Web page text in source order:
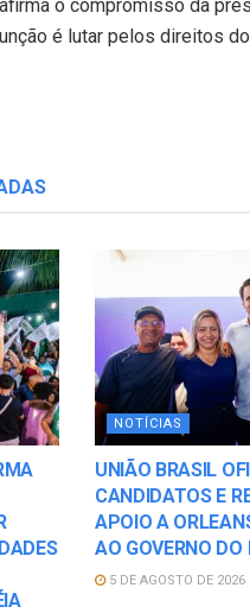
o compromisso da
é lutar pelos direitos
NOTÍCIAS
UNIÃO BRASIL
CANDIDATOS E
APOIO A
AO GOVERNO
5 DE AGOSTO DE 2026